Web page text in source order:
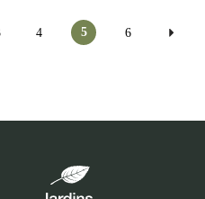
4 5 6